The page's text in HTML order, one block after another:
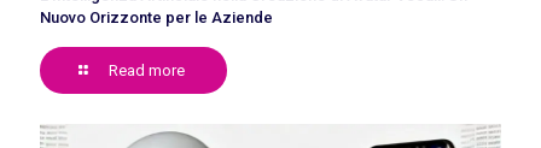
Nuovo Orizzonte per le Aziende
Read more